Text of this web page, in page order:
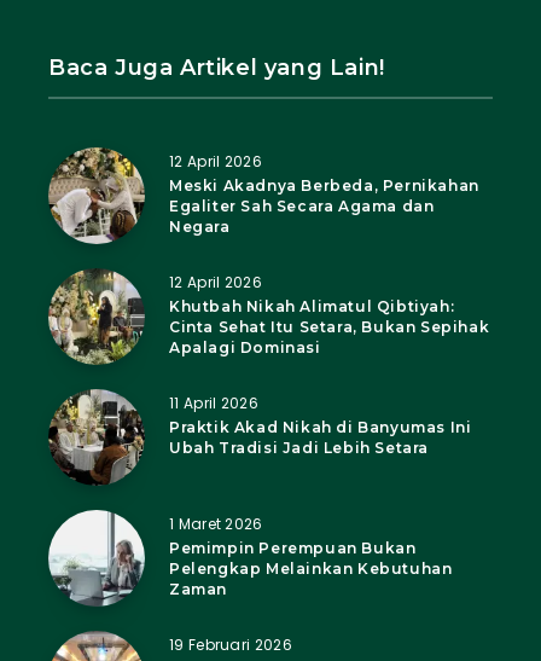
Baca Juga Artikel yang Lain!
12 April 2026
Meski Akadnya Berbeda, Pernikahan
Egaliter Sah Secara Agama dan
Negara
12 April 2026
Khutbah Nikah Alimatul Qibtiyah:
Cinta Sehat Itu Setara, Bukan Sepihak
Apalagi Dominasi
11 April 2026
Praktik Akad Nikah di Banyumas Ini
Ubah Tradisi Jadi Lebih Setara
1 Maret 2026
Pemimpin Perempuan Bukan
Pelengkap Melainkan Kebutuhan
Zaman
19 Februari 2026